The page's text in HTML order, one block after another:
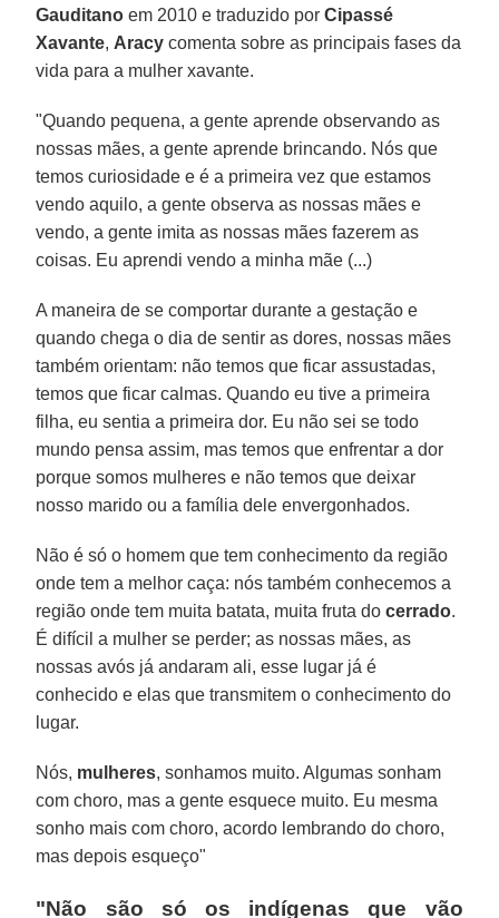
Gauditano em 2010 e traduzido porCipassé
Xavante, Aracy comenta sobre as principais fases da
vida para a mulher xavante.
"Quando pequena, a gente aprende observando as
nossas mães, a gente aprende brincando. Nós que
temos curiosidade e é a primeira vez que estamos
vendo aquilo, a gente observa as nossas mães e
vendo, a gente imita as nossas mães fazerem as
coisas. Eu aprendi vendo a minha mãe (...)
A maneira de se comportar durante a gestação e
quando chega o dia de sentir as dores, nossas mães
também orientam: não temos que ficar assustadas,
temos que ficar calmas. Quando eu tive a primeira
filha, eu sentia a primeira dor. Eu não sei se todo
mundo pensa assim, mas temos que enfrentar a dor
porque somos mulheres e não temos que deixar
nosso marido ou a família dele envergonhados.
Não é só o homem que tem conhecimento da região
onde tem a melhor caça: nós também conhecemos a
região onde tem muita batata, muita fruta docerrado.
É difícil a mulher se perder; as nossas mães, as
nossas avós já andaram ali, esse lugar já é
conhecido e elas que transmitem o conhecimento do
lugar.
Nós, mulheres, sonhamos muito. Algumas sonham
com choro, mas a gente esquece muito. Eu mesma
sonho mais com choro, acordo lembrando do choro,
mas depois esqueço"
"Não são só os indígenas que vão